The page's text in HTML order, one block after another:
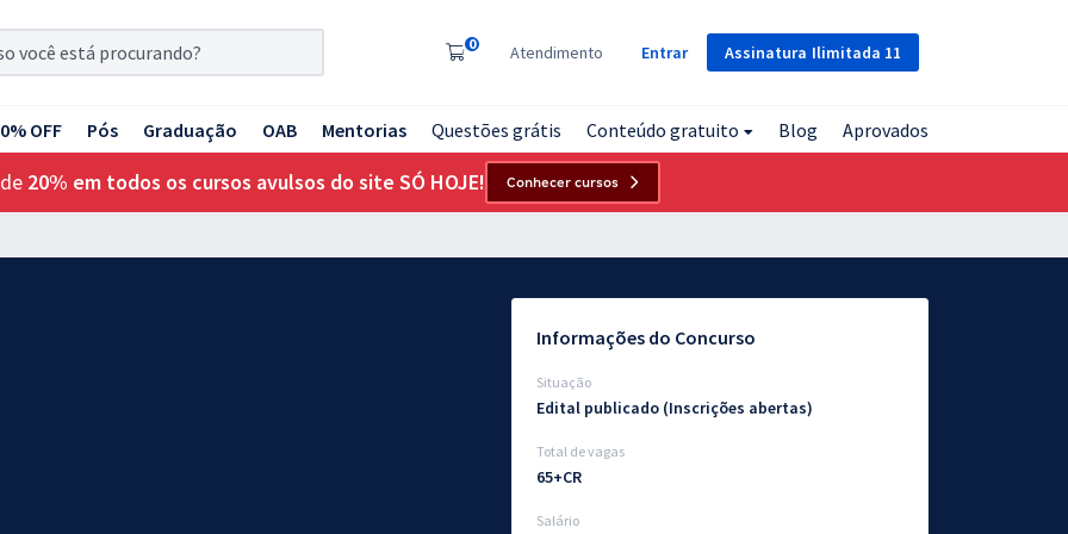
Assinatura Ilimitada 11
0 Atendimento Entrar
OFF Pós Graduação OAB Mentorias Questões grátis Conteúdo gratuito Blog Aprovados
20% em todos os cursos avulsos do site SÓ HOJE! Conhecer cursos
Informações do Concurso
Situação
Edital publicado (Inscrições abertas)
Total de vagas
65+CR
Salário